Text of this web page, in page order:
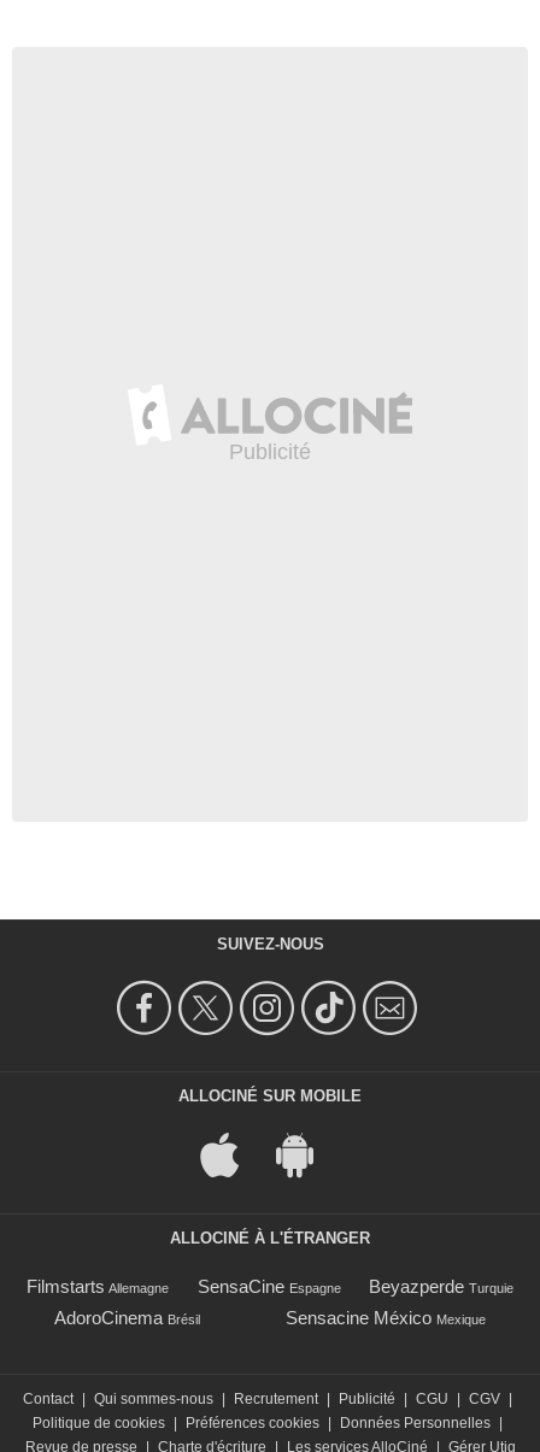
SUIVEZ-NOUS
ALLOCINÉ SUR MOBILE
ALLOCINÉ À L'ÉTRANGER
Filmstarts Allemagne SensaCine Espagne Beyazperde Turquie
AdoroCinema Brésil Sensacine México Mexique
Contact Qui sommes-nous Recrutement Publicité CGU CGV
Politique de cookies
Préférences cookies Données Personnelles
Revue de presse
Charte d'écriture Les services AlloCiné Gérer Utiq